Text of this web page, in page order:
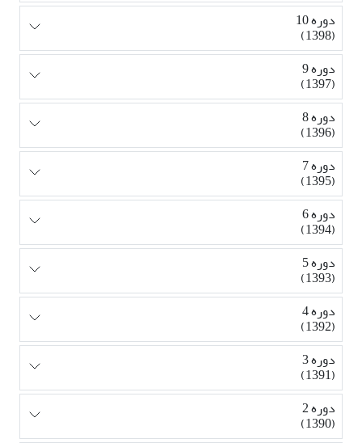
دوره 10
(1398)
دوره 9
(1397)
دوره 8
(1396)
دوره 7
(1395)
دوره 6
(1394)
دوره 5
(1393)
دوره 4
(1392)
دوره 3
(1391)
دوره 2
(1390)